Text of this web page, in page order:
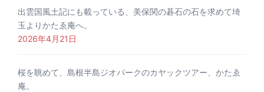
出雲国風土記にも載っている、美保関の碁石の石を求めて埼
玉よりかたゑ庵へ。
2026年4月21日
桜を眺めて、島根半島ジオパークのカヤックツアー、かたゑ
庵。